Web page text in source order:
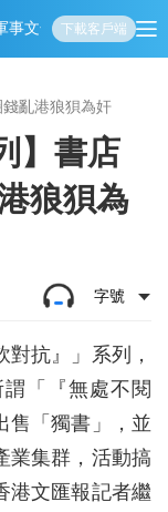
事文化 娛樂生活教育體
下載客戶端
錢亂港狼狽為奸
】書店
狼狽為
字號
抗』」系列，
「『無處不閱
售「獨書」，並
業集群，活動搞
港文匯報記者繼